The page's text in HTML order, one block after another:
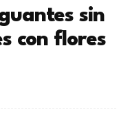
sin
con flores